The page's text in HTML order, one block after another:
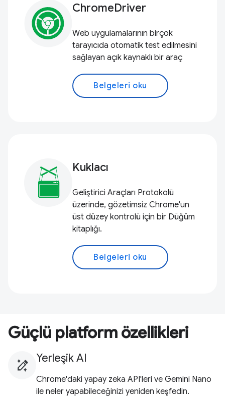
ChromeDriver
Web uygulamalarının birçok
tarayıcıda otomatik test edilmesini
sağlayan açık kaynaklı bir araç
Belgeleri oku
Kuklacı
Geliştirici Araçları Protokolü
üzerinde, gözetimsiz Chrome'un
üst düzey kontrolü için bir Düğüm
kitaplığı.
Belgeleri oku
Güçlü platform özellikleri
Yerleşik AI
Chrome'daki yapay zeka API'leri ve Gemini Nano
ile neler yapabileceğinizi yeniden keşfedin.